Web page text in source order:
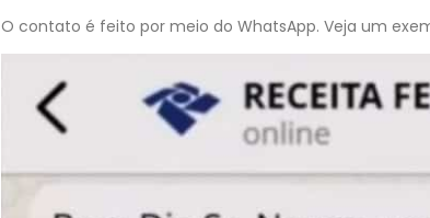
O contato é feito por meio do WhatsApp. Veja um